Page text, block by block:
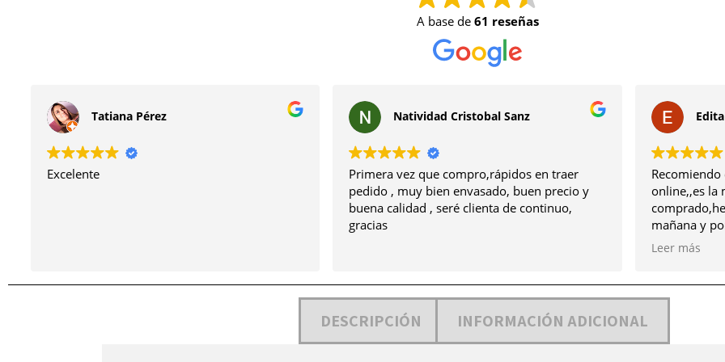
A base de 61 reseñas
Tatiana Pérez
Excelente
Natividad Cristobal Sanz
Primera vez que compro,rápidos en traer
pedido , muy bien envasado, buen precio y
buena calidad , seré clienta de continuo,
gracias
online,,es la
mañana y por la
mi casa,la
en esta
Leer más
DESCRIPCIÓN INFORMACIÓN ADICIONAL